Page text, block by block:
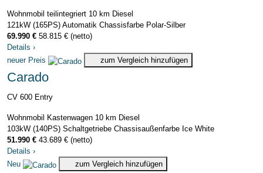
Wohnmobil teilintegriert 10 km Diesel
121kW (165PS) Automatik Chassisfarbe Polar-Silber
69.990 € 58.815 € (netto)
Details ›
neuer Preis
zum Vergleich hinzufügen
Carado
CV 600 Entry
Wohnmobil Kastenwagen 10 km Diesel
103kW (140PS) Schaltgetriebe Chassisaußenfarbe Ice White
51.990 € 43.689 € (netto)
Details ›
Neu
zum Vergleich hinzufügen